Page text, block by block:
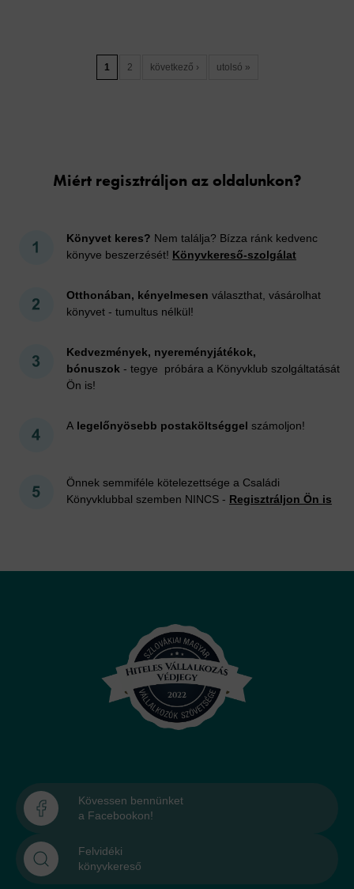
1 2 következő › utolsó »
Miért regisztráljon az oldalunkon?
Könyvet keres? Nem találja? Bízza ránk kedvenc
könyve beszerzését! Könyvkereső-szolgálat
Otthonában, kényelmesen választhat, vásárolhat
könyvet - tumultus nélkül!
Kedvezmények, nyereményjátékok,
bónuszok - tegye próbára a Könyvklub szolgáltatását
Ön is!
A legelőnyösebb postaköltséggel számoljon!
Önnek semmiféle kötelezettsége a Családi
Könyvklubbal szemben NINCS - Regisztráljon Ön is
Kövessen bennünket
a Facebookon!
Felvidéki
könyvkereső